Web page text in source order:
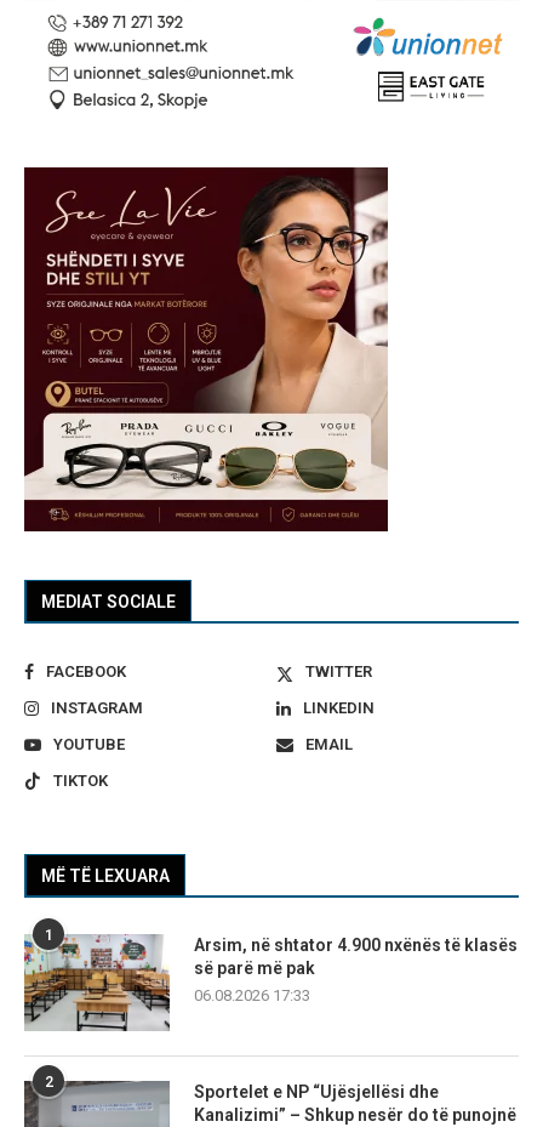
MEDIAT SOCIALE
FACEBOOK
TWITTER
INSTAGRAM
LINKEDIN
YOUTUBE
EMAIL
TIKTOK
MË TË LEXUARA
1
Arsim, në shtator 4.900 nxënës të klasës
së parë më pak
06.08.2026 17:33
2
Sportelet e NP “Ujësjellësi dhe
Kanalizimi” – Shkup nesër do të punojnë